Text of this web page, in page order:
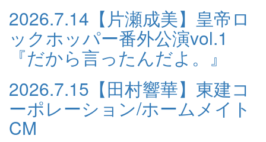
2026.7.14 【片瀬成美】皇帝ロ
ックホッパー番外公演vol.1
『だから言ったんだよ。』
2026.7.15 【田村響華】東建コ
ーポレーション/ホームメイト
CM